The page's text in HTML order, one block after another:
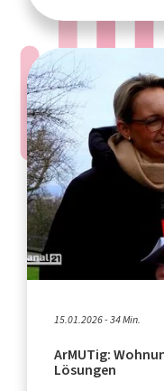
15.01.2026 - 34 Min.
ArMUTig:
Lösungen